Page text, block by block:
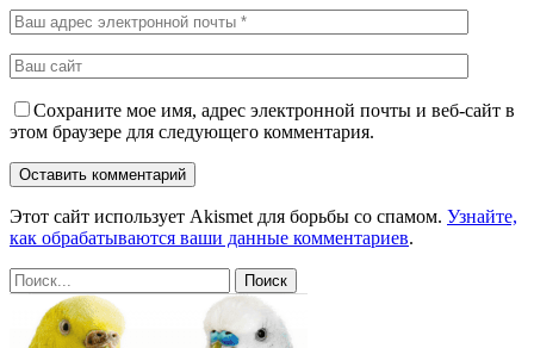
Сохраните мое имя, адрес электронной почты и веб-сайт в
этом браузере для следующего комментария.
Этот сайт использует Akismet для борьбы со спамом. Узнайте,
как обрабатываются ваши данные комментариев.